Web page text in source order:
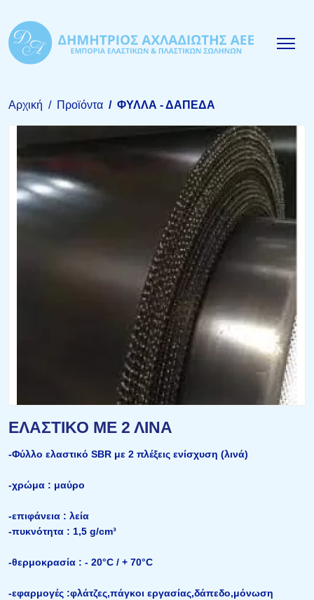
Αρχική Προϊόντα ΦΥΛΛΑ - ΔΑΠΕΔΑ
ΕΛΑΣΤΙΚΟ ΜΕ 2 ΛΙΝΑ
-Φύλλο ελαστικό SBR με 2 πλέξεις ενίσχυση (λινά)
-χρώμα : μαύρο
-επιφάνεια : λεία
-πυκνότητα : 1,5 g/cm³
-θερμοκρασία : - 20°C / + 70°C
-εφαρμογές :φλάτζες,πάγκοι εργασίας,δάπεδο,μόνωση